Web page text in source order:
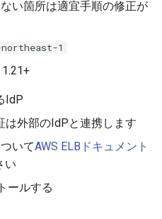
い箇所は適宜手順の修正が
1
1.21+
IdP
は外部のIdPと連携します
いてAWS ELBドキュメント
い
ールする